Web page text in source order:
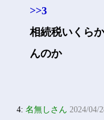
>>3
相続税いくら
んのか
4:名無しさん 2024/04/